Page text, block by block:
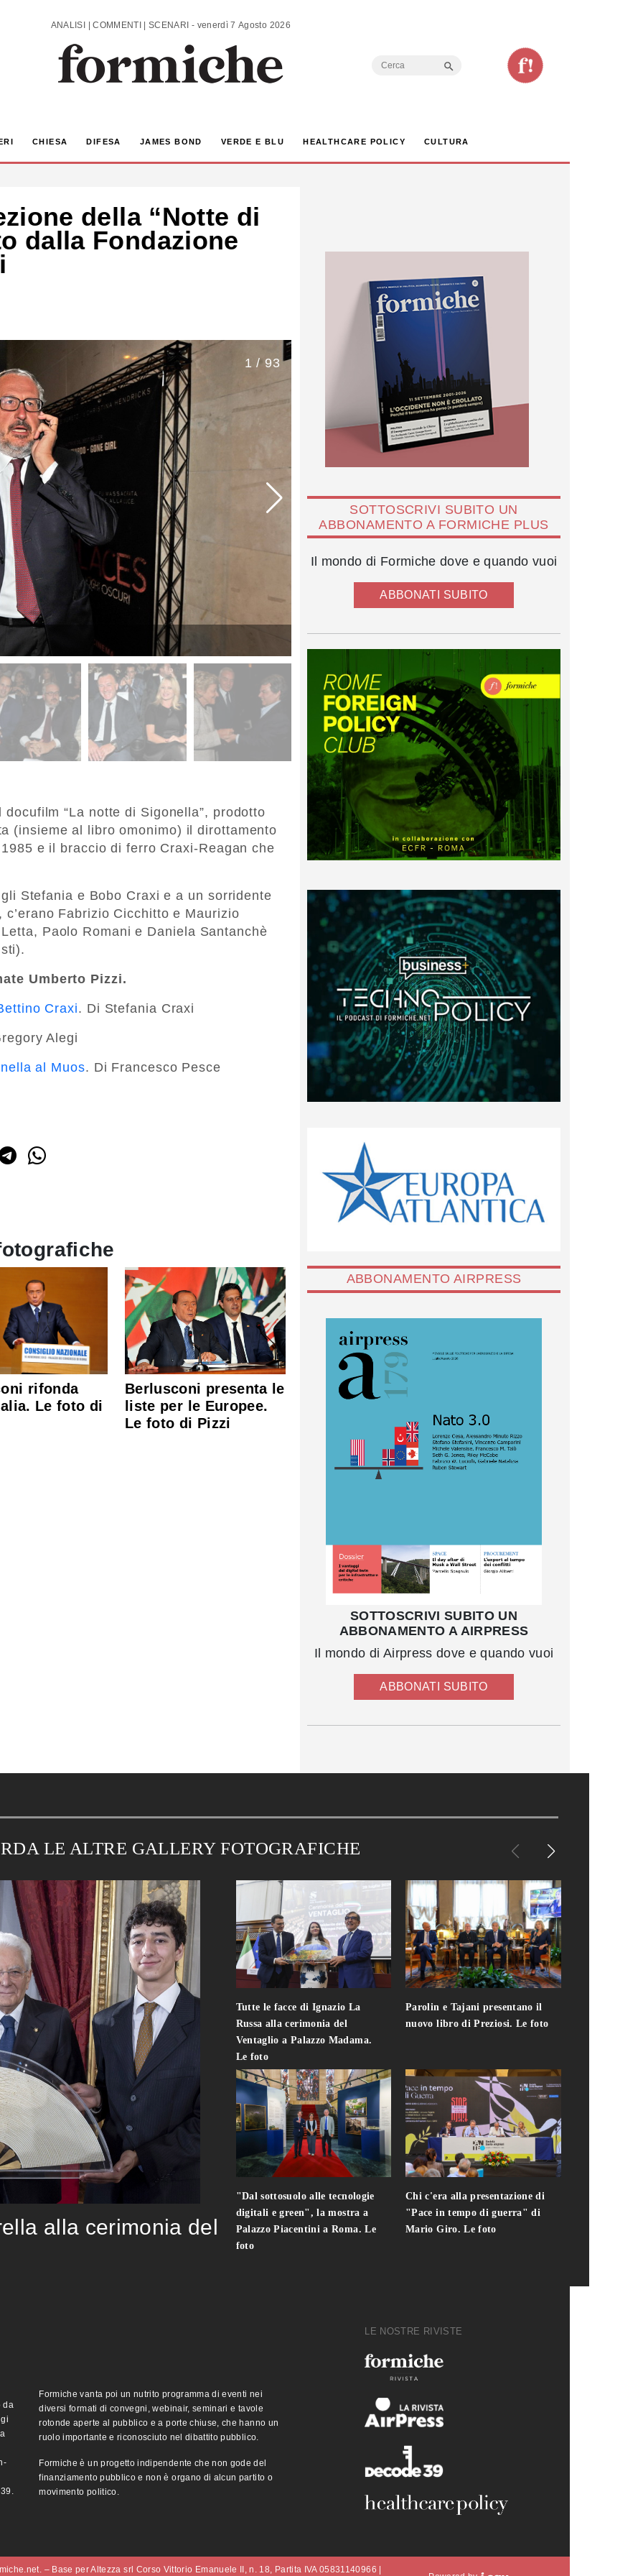
ANALISI | COMMENTI | SCENARI - venerdì 7 Agosto 2026
Search
CHIESA DIFESA JAMES BOND VERDE E BLU HEALTHCARE POLICY CULTURA
della “Notte di
dalla Fondazione
1 / 93
“La notte di Sigonella”, prodotto
(insieme al libro omonimo) il dirottamento
e il braccio di ferro Craxi-Reagan che
Stefania e Bobo Craxi e a un sorridente
c’erano Fabrizio Cicchitto e Maurizio
Paolo Romani e Daniela Santanchè
Umberto Pizzi.
Craxi. Di Stefania Craxi
Alegi
al Muos. Di Francesco Pesce
rifonda
Le foto di
Berlusconi presenta le
liste per le Europee.
Le foto di Pizzi
SOTTOSCRIVI SUBITO UN
ABBONAMENTO A FORMICHE PLUS
Il mondo di Formiche dove e quando vuoi
ABBONATI SUBITO
ABBONAMENTO AIRPRESS
SOTTOSCRIVI SUBITO UN
ABBONAMENTO A AIRPRESS
Il mondo di Airpress dove e quando vuoi
ABBONATI SUBITO
LE ALTRE GALLERY FOTOGRAFICHE
alla cerimonia del
Tutte le facce di Ignazio La
Russa alla cerimonia del
Ventaglio a Palazzo Madama.
Le foto
"Dal sottosuolo alle tecnologie
digitali e green", la mostra a
Palazzo Piacentini a Roma. Le
foto
Parolin e Tajani presentano il
nuovo libro di Preziosi. Le foto
Chi c'era alla presentazione di
"Pace in tempo di guerra" di
Mario Giro. Le foto
da
Formiche vanta poi un nutrito programma di eventi nei
diversi formati di convegni, webinair, seminari e tavole
rotonde aperte al pubblico e a porte chiuse, che hanno un
ruolo importante e riconosciuto nel dibattito pubblico.
Formiche è un progetto indipendente che non gode del
finanziamento pubblico e non è organo di alcun partito o
movimento politico.
LE NOSTRE RIVISTE
– Base per Altezza srl Corso Vittorio Emanuele II, n. 18, Partita IVA 05831140966 |